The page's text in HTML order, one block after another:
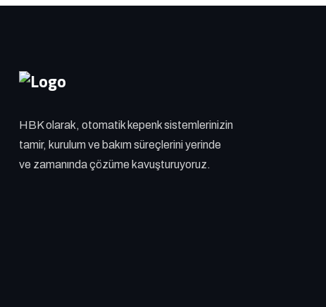
HBK olarak, otomatik kepenk sistemlerinizin
tamir, kurulum ve bakım süreçlerini yerinde
ve zamanında çözüme kavuşturuyoruz.